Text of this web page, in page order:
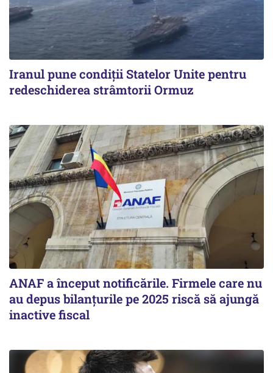
Iranul pune condiții Statelor Unite pentru
redeschiderea strâmtorii Ormuz
ANAF a început notificările. Firmele care nu
au depus bilanțurile pe 2025 riscă să ajungă
inactive fiscal